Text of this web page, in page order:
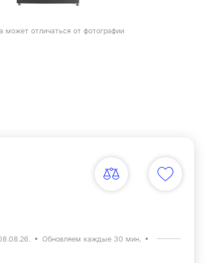
может отличаться от фотографии
Обновляем каждые 30 мин.